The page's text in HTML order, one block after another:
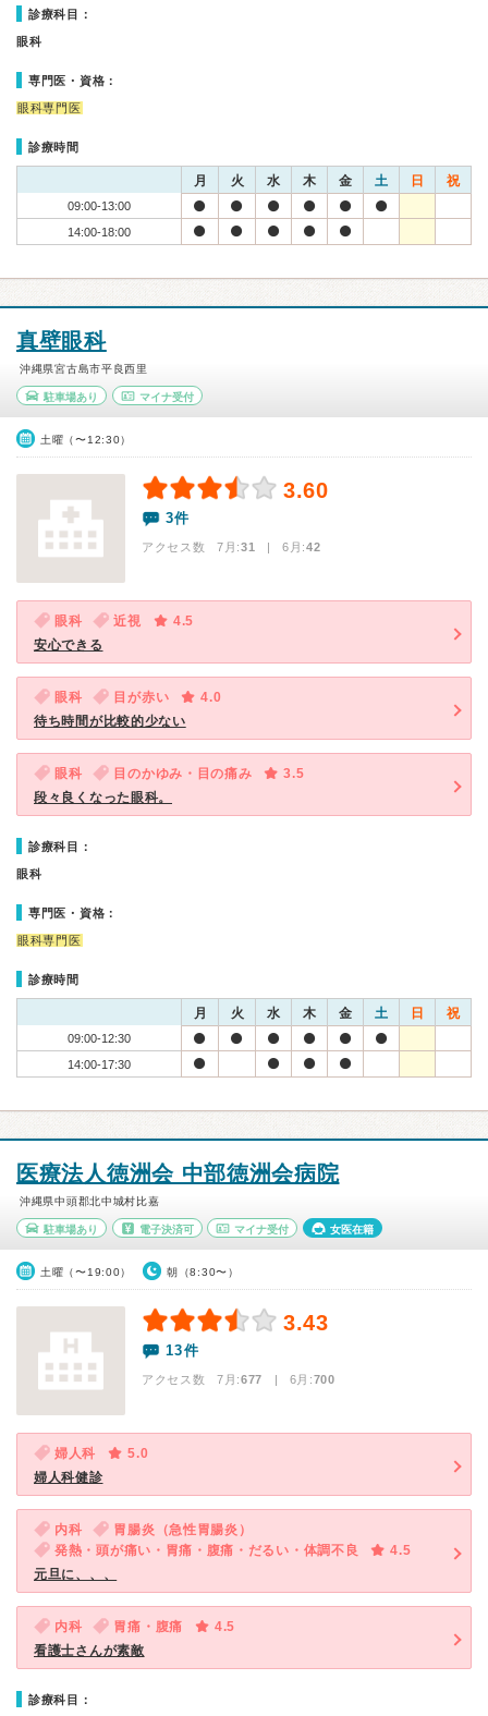
診療科目：
眼科
専門医・資格：
眼科専門医
診療時間
月 火 水 木 金 土 日 祝
09:00-13:00
14:00-18:00
真壁眼科
沖縄県宮古島市平良西里
駐車場あり マイナ受付
土曜（〜12:30）
3.60
3件
アクセス数 7月:31 | 6月:42
眼科 近視
4.5
安心できる
眼科 目が赤い
4.0
待ち時間が比較的少ない
眼科 目のかゆみ・目の痛み
3.5
段々良くなった眼科。
診療科目：
眼科
専門医・資格：
眼科専門医
診療時間
月 火 水 木 金 土 日 祝
09:00-12:30
14:00-17:30
医療法人徳洲会 中部徳洲会病院
沖縄県中頭郡北中城村比嘉
駐車場あり 電子決済可 マイナ受付 女医在籍
土曜（〜19:00） 朝（8:30〜）
3.43
13件
アクセス数 7月:677 | 6月:700
婦人科
5.0
婦人科健診
内科
胃腸炎（急性胃腸炎）
発熱・頭が痛い・胃痛・腹痛・だるい・体調不良
4.5
元旦に、、、
内科 胃痛・腹痛
4.5
看護士さんが素敵
診療科目：